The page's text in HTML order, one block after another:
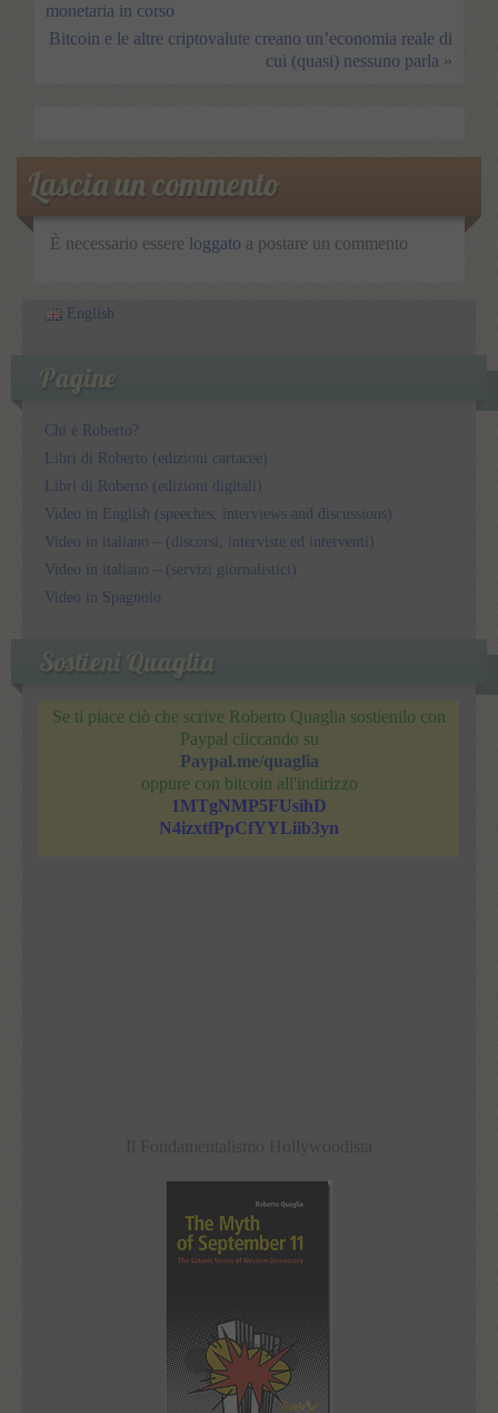
monetaria in corso
Bitcoin e le altre criptovalute creano un’economia reale di
cui (quasi) nessuno parla »
Lascia un commento
È necessario essere loggato a postare un commento
English
Pagine
Chi è Roberto?
Libri di Roberto (edizioni cartacee)
Libri di Roberto (edizioni digitali)
Video in English (speeches, interviews and discussions)
Video in italiano – (discorsi, interviste ed interventi)
Video in italiano – (servizi giornalistici)
Video in Spagnolo
Sostieni Quaglia
Se ti piace ciò che scrive Roberto Quaglia sostienilo con
Paypal cliccando su
Paypal.me/quaglia
oppure con bitcoin all'indirizzo
1MTgNMP5FUsihD
N4izxtfPpCfYYLiib3yn